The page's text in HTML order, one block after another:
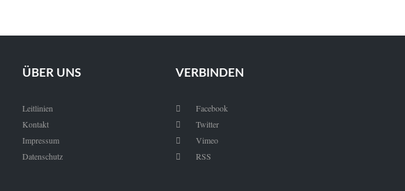
ÜBER UNS
Leitlinien
Kontakt
Impressum
Datenschutz
VERBINDEN
 Facebook
 Twitter
 Vimeo
 RSS